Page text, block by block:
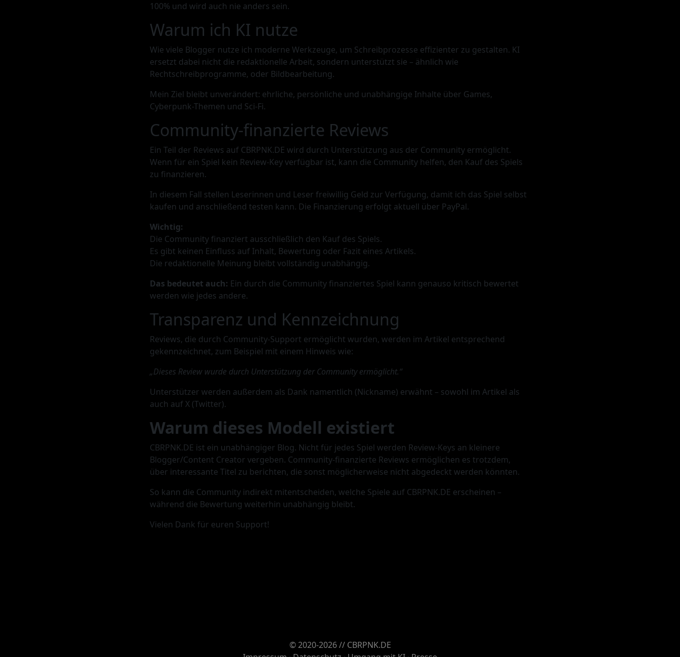
100% und wird auch nie anders sein.
Warum ich KI nutze
Wie viele Blogger nutze ich moderne Werkzeuge, um Schreibprozesse effizienter zu gestalten. KI
ersetzt dabei nicht die redaktionelle Arbeit, sondern unterstützt sie – ähnlich wie
Rechtschreibprogramme, oder Bildbearbeitung.
Mein Ziel bleibt unverändert: ehrliche, persönliche und unabhängige Inhalte über Games,
Cyberpunk-Themen und Sci-Fi.
Community-finanzierte Reviews
Ein Teil der Reviews auf CBRPNK.DE wird durch Unterstützung aus der Community ermöglicht.
Wenn für ein Spiel kein Review-Key verfügbar ist, kann die Community helfen, den Kauf des Spiels
zu finanzieren.
In diesem Fall stellen Leserinnen und Leser freiwillig Geld zur Verfügung, damit ich das Spiel selbst
kaufen und anschließend testen kann. Die Finanzierung erfolgt aktuell über PayPal.
Wichtig:
Die Community finanziert ausschließlich den Kauf des Spiels.
Es gibt keinen Einfluss auf Inhalt, Bewertung oder Fazit eines Artikels.
Die redaktionelle Meinung bleibt vollständig unabhängig.
Das bedeutet auch: Ein durch die Community finanziertes Spiel kann genauso kritisch bewertet
werden wie jedes andere.
Transparenz und Kennzeichnung
Reviews, die durch Community-Support ermöglicht wurden, werden im Artikel entsprechend
gekennzeichnet, zum Beispiel mit einem Hinweis wie:
„Dieses Review wurde durch Unterstützung der Community ermöglicht.“
Unterstützer werden außerdem als Dank namentlich (Nickname) erwähnt – sowohl im Artikel als
auch auf X (Twitter).
Warum dieses Modell existiert
CBRPNK.DE ist ein unabhängiger Blog. Nicht für jedes Spiel werden Review-Keys an kleinere
Blogger/Content Creator vergeben. Community-finanzierte Reviews ermöglichen es trotzdem,
über interessante Titel zu berichten, die sonst möglicherweise nicht abgedeckt werden könnten.
So kann die Community indirekt mitentscheiden, welche Spiele auf CBRPNK.DE erscheinen –
während die Bewertung weiterhin unabhängig bleibt.
Vielen Dank für euren Support!
© 2020-2026 // CBRPNK.DE